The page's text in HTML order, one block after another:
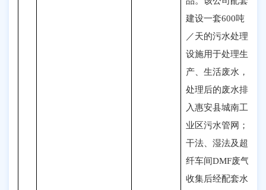
建设一套600吨
／天的污水处理
设施用于处理生
产、生活废水，
处理后的废水排
入惠安县城南工
业区污水管网；
干法、湿法及超
纤车间DMF废气
收集后经配套水